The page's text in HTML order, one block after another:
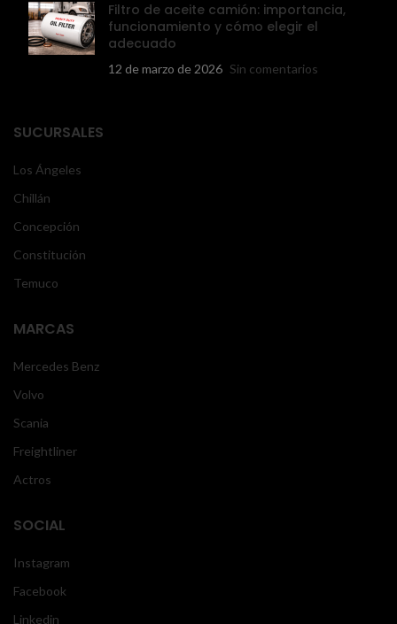
Filtro de aceite camión: importancia,
funcionamiento y cómo elegir el
adecuado
12 de marzo de 2026 Sin comentarios
SUCURSALES
Los Ángeles
Chillán
Concepción
Constitución
Temuco
MARCAS
Mercedes Benz
Volvo
Scania
Freightliner
Actros
SOCIAL
Instagram
Facebook
Linkedin